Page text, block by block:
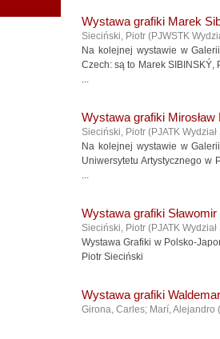
Wystawa grafiki Marek
Sieciński, Piotr (PJWSTK
Na kolejnej wystawie w
Czech: są to Marek SIBINSKÝ,
...
Wystawa grafiki Mirosław
Sieciński, Piotr (PJATK
Na kolejnej wystawie w
Uniwersytetu Artystycznego w
...
Wystawa grafiki
Sieciński, Piotr (PJATK
Wystawa Grafiki w Polsko-
Piotr Sieciński
Wystawa grafiki
Girona, Carles; Marí, Alejandro (